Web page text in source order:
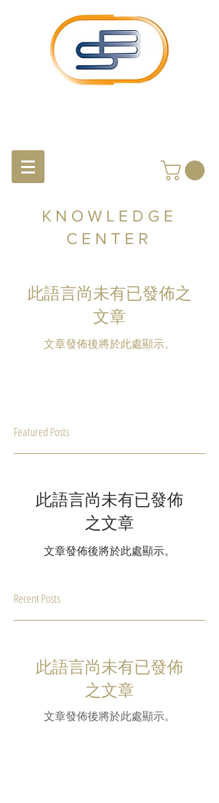
KNOWLEDGE
CENTER
此語言尚未有已發佈之
文章
文章發佈後將於此處顯示。
Featured Posts
此語言尚未有已發佈
之文章
文章發佈後將於此處顯示。
Recent Posts
此語言尚未有已發佈
之文章
文章發佈後將於此處顯示。